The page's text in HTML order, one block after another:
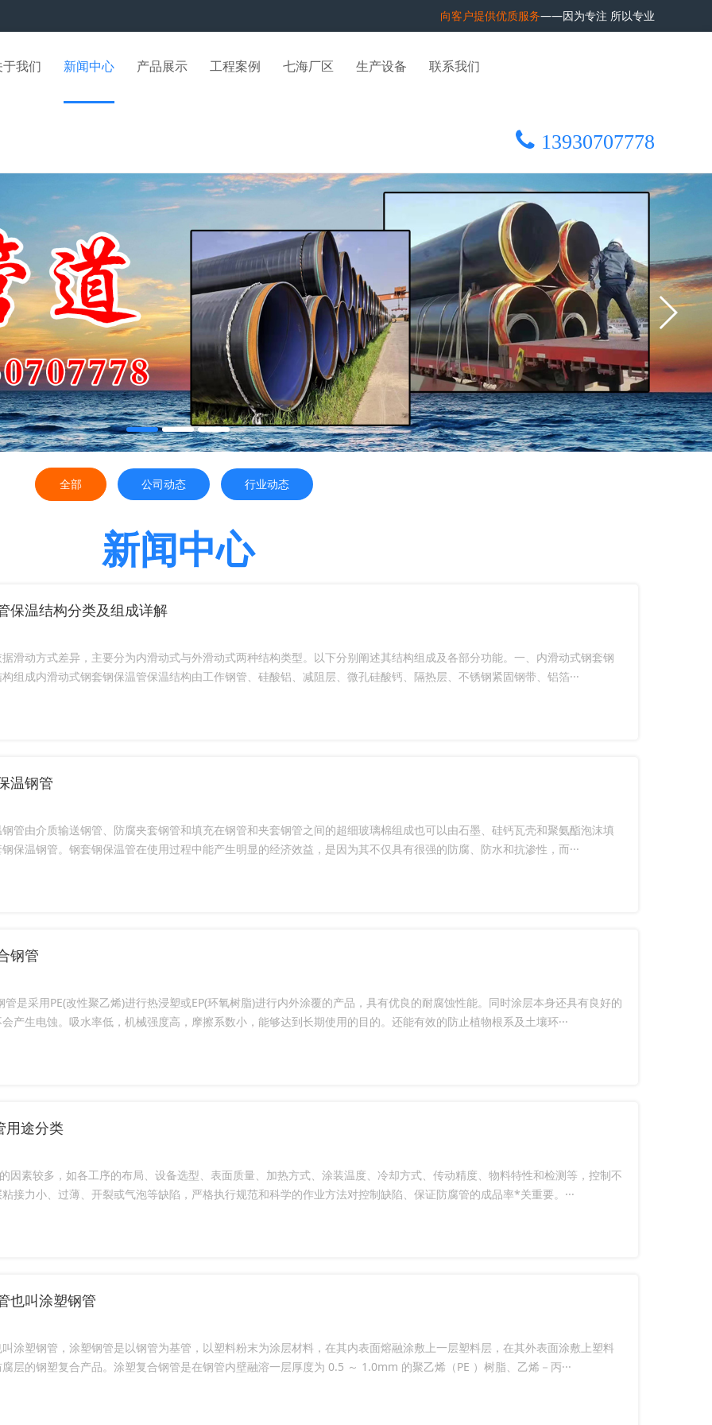
向客户提供优质服务——因为专注 所以专业
我们 新闻中心 产品展示 工程案例 七海厂区 生产设备 联系我们
13930707778
全部 公司动态 行业动态
新闻中心
保温结构分类及组成详解
滑动方式差异，主要分为内滑动式与外滑动式两种结构类型。以下分别阐述其结构组成及各部分功能。一、内滑动式钢套钢
组成内滑动式钢套钢保温管保温结构由工作钢管、硅酸铝、减阻层、微孔硅酸钙、隔热层、不锈钢紧固钢带、铝箔···
温钢管
管由介质输送钢管、防腐夹套钢管和填充在钢管和夹套钢管之间的超细玻璃棉组成也可以由石墨、硅钙瓦壳和聚氨酯泡沫填
保温钢管。钢套钢保温管在使用过程中能产生明显的经济效益，是因为其不仅具有很强的防腐、防水和抗渗性，而···
钢管
管是采用PE(改性聚乙烯)进行热浸塑或EP(环氧树脂)进行内外涂覆的产品，具有优良的耐腐蚀性能。同时涂层本身还具有良好的
产生电蚀。吸水率低，机械强度高，摩擦系数小，能够达到长期使用的目的。还能有效的防止植物根系及土壤环···
用途分类
因素较多，如各工序的布局、设备选型、表面质量、加热方式、涂装温度、冷却方式、传动精度、物料特性和检测等，控制不
接力小、过薄、开裂或气泡等缺陷，严格执行规范和科学的作业方法对控制缺陷、保证防腐管的成品率*关重要。···
也叫涂塑钢管
涂塑钢管，涂塑钢管是以钢管为基管，以塑料粉末为涂层材料，在其内表面熔融涂敷上一层塑料层，在其外表面涂敷上塑料
层的钢塑复合产品。涂塑复合钢管是在钢管内壁融溶一层厚度为 0.5 ～ 1.0mm 的聚乙烯（PE ）树脂、乙烯－丙···